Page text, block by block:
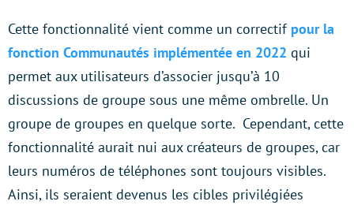
Cette fonctionnalité vient comme un correctif pour la
fonction Communautés implémentée en 2022 qui
permet aux utilisateurs d’associer jusqu’à 10
discussions de groupe sous une même ombrelle. Un
groupe de groupes en quelque sorte. Cependant, cette
fonctionnalité aurait nui aux créateurs de groupes, car
leurs numéros de téléphones sont toujours visibles.
Ainsi, ils seraient devenus les cibles privilégiées